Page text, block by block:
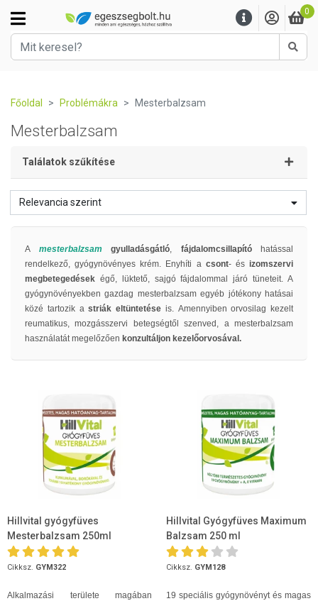
0
Főoldal Problémákra Mesterbalzsam
Mesterbalzsam
Találatok szűkítése
Relevancia szerint
A mesterbalzsamgyulladásgátló, fájdalomcsillapító
hatással
rendelkező, gyógynövényes krém. Enyhíti a csont- és izomszervi
megbetegedések égő, lüktető, sajgó fájdalommal járó tüneteit. A
gyógynövényekben gazdag mesterbalzsam egyéb jótékony hatásai
közé tartozik astriák eltüntetése is. Amennyiben orvosilag kezelt
reumatikus, mozgásszervi betegségtől szenved, a mesterbalzsam
használatát megelőzően konzultáljon kezelőorvosával.
Hillvital gyógyfüves
Mesterbalzsam 250ml
Cikksz. GYM322
Alkalmazási területe magában
Hillvital Gyógyfüves Maximum
Balzsam 250 ml
Cikksz. GYM128
19 speciális gyógynövényt és magas